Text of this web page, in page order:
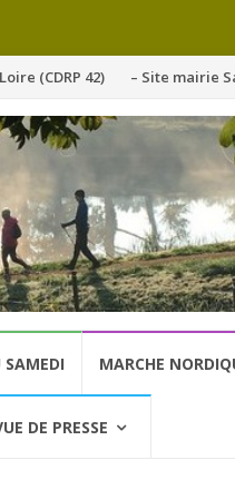
(CDRP 42) – Site mairie
SAMEDI MARCHE
DE PRESSE